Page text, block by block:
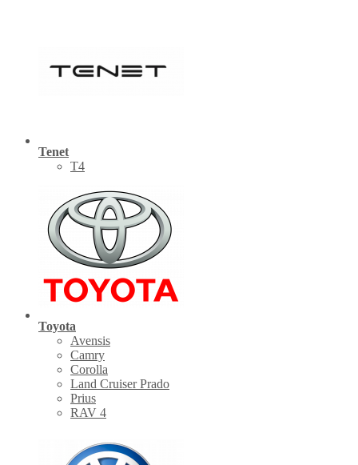
Tenet
Т4
Toyota
Avensis
Camry
Corolla
Land Cruiser Prado
Prius
RAV 4